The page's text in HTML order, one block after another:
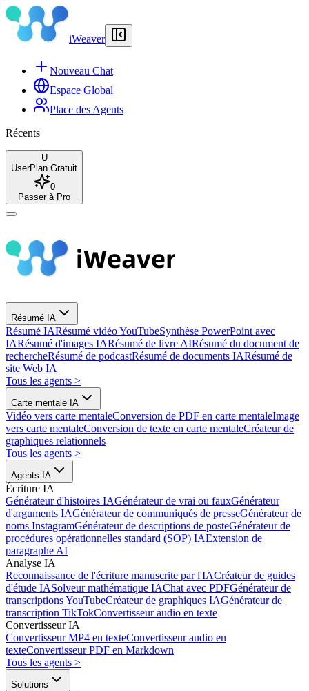
iWeaver
Nouveau Chat
Espace Global
Place des Agents
Récents
U
UserPlan Gratuit
0
Passer à Pro
Résumé IA
Résumé IARésumé vidéo YouTubeSynthèse PowerPoint avec
IARésumé d'images IARésumé de livre AIRésumé du document de
rechercheRésumé de podcastRésumé de documents IARésumé de
site Web IA
Tous les agents >
Carte mentale IA
Vidéo vers carte mentaleConversion de PDF en carte mentaleImage
vers carte mentaleConversion de texte en carte mentaleCréateur de
graphiques relationnels
Tous les agents >
Agents IA
Écriture IA
Générateur d'histoires IAGénérateur de vrai ou fauxGénérateur
d'arguments IAGénérateur de communiqués de presseGénérateur de
noms InstagramGénérateur de descriptions de posteGénérateur de
procédures opérationnelles standard (SOP) IAExtension de
paragraphe AI
Analyse IA
Reconnaissance de l'écriture manuscrite par l'IACréateur de guides
d'étude IASolveur mathématique IAChat avec PDFGénérateur de
transcriptions YouTubeCréateur de graphiques IAGénérateur de
transcription TikTokConvertisseur audio en texte
Convertisseur IA
Convertisseur MP4 en texteConvertisseur audio en
texteConvertisseur PDF en Markdown
Tous les agents >
Solutions